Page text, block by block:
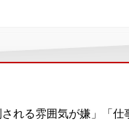
れる雰囲気が嫌」「仕